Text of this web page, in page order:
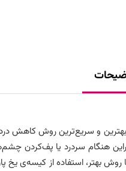
و سریع‌ترین روش کاهش
هنگام سردرد یا پف‌کردن
اما روش بهتر، استفاده از